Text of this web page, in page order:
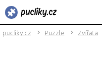
pucliky.cz Puzzle Zvířata